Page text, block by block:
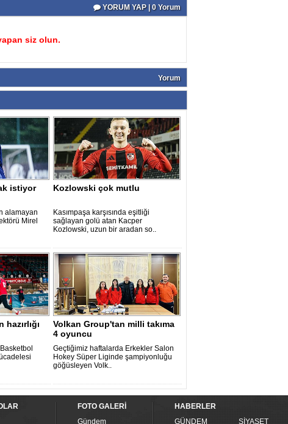
YORUM YAP | 0 Yorum
siz olun.
Yorum
istiyor
alamayan
Mirel
Kozlowski çok mutlu
Kasımpaşa karşısında eşitliği
sağlayan golü atan Kacper
Kozlowski, uzun bir aradan so..
Volkan Group'tan milli takıma
4 oyuncu
Geçtiğimiz haftalarda Erkekler Salon
Hokey Süper Liginde şampiyonluğu
göğüsleyen Volk..
FOTO GALERİ
Gündem
HABERLER
GÜNDEM
SİYASET